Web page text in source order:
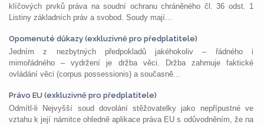
klíčových prvků práva na soudní ochranu chráněného čl. 36 odst. 1
Listiny základních práv a svobod. Soudy mají...
Opomenuté důkazy (exkluzivně pro předplatitele)
Jedním z nezbytných předpokladů jakéhokoliv – řádného i
mimořádného – vydržení je držba věci. Držba zahrnuje faktické
ovládání věci (corpus possessionis) a současně...
Právo EU (exkluzivně pro předplatitele)
Odmítl-li Nejvyšší soud dovolání stěžovatelky jako nepřípustné ve
vztahu k její námitce ohledně aplikace práva EU s odůvodněním, že na